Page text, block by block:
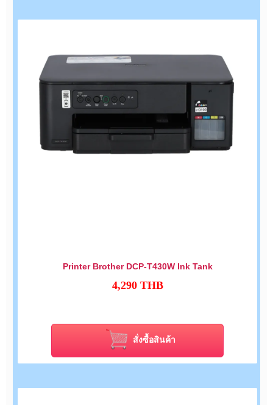
Printer Brother DCP-T430W Ink Tank
4,290 THB
สั่งซื้อสินค้า